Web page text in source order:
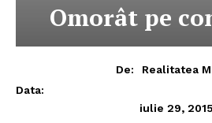
Omorât pe
De:
Realitatea
Data:
iulie 29, 2015